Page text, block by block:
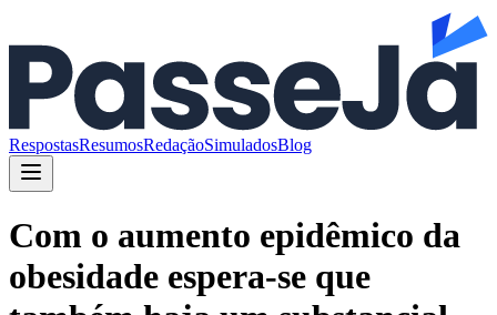
RespostasResumosRedaçãoSimuladosBlog
Com o aumento epidêmico da
obesidade espera-se que